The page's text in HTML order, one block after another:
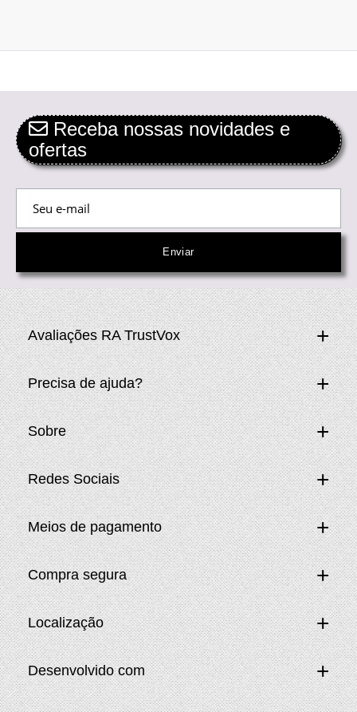
Receba nossas novidades e
ofertas
Avaliações RA TrustVox
Precisa de ajuda?
Sobre
Redes Sociais
Meios de pagamento
Compra segura
Localização
Desenvolvido com